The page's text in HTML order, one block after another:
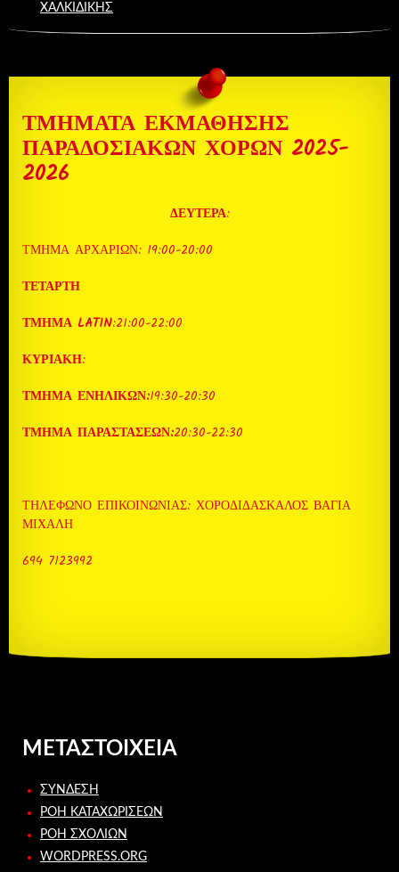
ΧΑΛΚΙΔΙΚΗΣ
ΤΜΗΜΑΤΑ ΕΚΜΑΘΗΣΗΣ
ΠΑΡΑΔΟΣΙΑΚΩΝ ΧΟΡΩΝ 2025-
2026
ΔΕΥΤΕΡΑ:
ΤΜΗΜΑ ΑΡΧΑΡΙΩΝ: 19:00-20:00
ΤΕΤΑΡΤΗ
ΤΜΗΜΑ LATIN:21:00-22:00
ΚΥΡΙΑΚΗ:
ΤΜΗΜΑ ΕΝΗΛΙΚΩΝ:19:30-20:30
ΤΜΗΜΑ ΠΑΡΑΣΤΑΣΕΩΝ:20:30-22:30
ΤΗΛΈΦΩΝΟ ΕΠΙΚΟΙΝΩΝΊΑΣ: ΧΟΡΟΔΙΔΑΣΚΑΛΟΣ ΒΆΓΙΑ
ΜΙΧΆΛΗ
694 7123992
ΜΕΤΑΣΤΟΙΧΕΊΑ
ΣΎΝΔΕΣΗ
ΡΟΉ ΚΑΤΑΧΩΡΊΣΕΩΝ
ΡΟΉ ΣΧΟΛΊΩΝ
WORDPRESS.ORG